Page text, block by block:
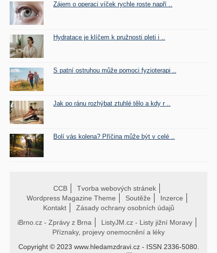
Zájem o operaci víček rychle roste napří ..
Hydratace je klíčem k pružnosti pleti i ..
S patní ostruhou může pomoci fyzioterapi ..
Jak po ránu rozhýbat ztuhlé tělo a kdy r ..
Bolí vás kolena? Příčina může být v celé ..
CCB
Tvorba webových stránek
Wordpress Magazine Theme
Soutěže
Inzerce
Kontakt
Zásady ochrany osobních údajů
iBrno.cz - Zprávy z Brna
ListyJM.cz - Listy jižní Moravy
Příznaky, projevy onemocnění a léky
Copyright © 2023 www.hledamzdravi.cz - ISSN 2336-5080.